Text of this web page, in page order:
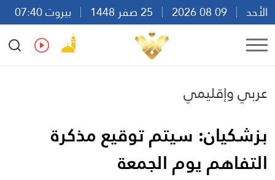
الأحد
بيروت 07:40
Ar
En Fr Es
عربي وإقليمي
بزشکیان: سیتم توقيع مذكرة
التفاهم يوم الجمعة